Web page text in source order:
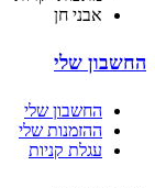
אבני חן
החשבון שלי
החשבון שלי
ההזמנות שלי
עגלת קניות